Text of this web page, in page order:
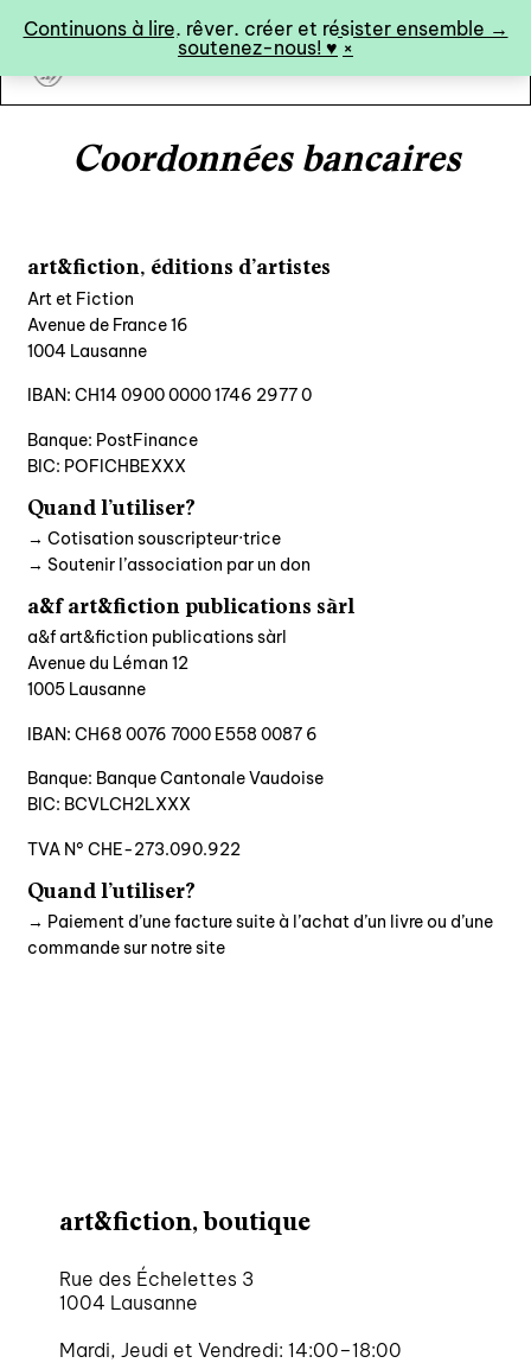
Continuons à lire, rêver, créer et résister ensemble →
soutenez-nous! ♥︎ ×
art&fiction
à paraître
éditions de tête
programmes semestriels
agenda
au-delà du livre ↓
artistes en résidence
podcasts
publications
sonar/genève
nous soutenir
diffusion/librairies
manuscrits
Coordonnées bancaires
art&fiction, éditions d’artistes
Art et Fiction
Avenue de France 16
1004 Lausanne
IBAN: CH14 0900 0000 1746 2977 0
Banque: PostFinance
BIC: POFICHBEXXX
Quand l’utiliser?
→ Cotisation souscripteur·trice
→ Soutenir l’association par un don
a&f art&fiction publications sàrl
a&f art&fiction publications sàrl
Avenue du Léman 12
1005 Lausanne
IBAN: CH68 0076 7000 E558 0087 6
Banque: Banque Cantonale Vaudoise
BIC: BCVLCH2LXXX
TVA N° CHE-273.090.922
Quand l’utiliser?
→ Paiement d’une facture suite à l’achat d’un livre ou d’une
commande sur notre site
art&fiction, boutique
Rue des Échelettes 3
1004 Lausanne
Mardi, Jeudi et Vendredi: 14:00–18:00